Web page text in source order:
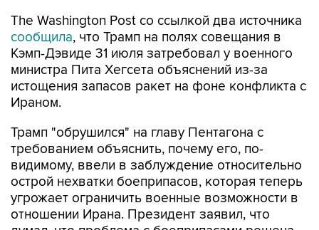
The Washington Post со ссылкой два источника
сообщила, что Трамп на полях совещания в
Кэмп-Дэвиде 31 июля затребовал у военного
министра Пита Хегсета объяснений из-за
истощения запасов ракет на фоне конфликта с
Ираном.
Трамп "обрушился" на главу Пентагона с
требованием объяснить, почему его, по-
видимому, ввели в заблуждение относительно
острой нехватки боеприпасов, которая теперь
угрожает ограничить военные возможности в
отношении Ирана. Президент заявил, что